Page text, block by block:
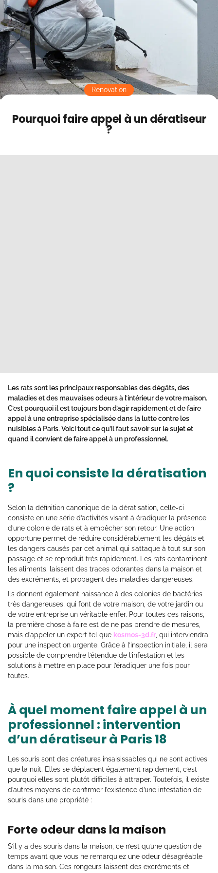
Contact
Mode sombre
Pourquoi faire appel à un dératiseur
?
Rénovation
Les rats sont les principaux responsables des dégâts, des
maladies et des mauvaises odeurs à l’intérieur de votre maison.
C’est pourquoi il est toujours bon d’agir rapidement et de faire
appel à une entreprise spécialisée dans la lutte contre les
nuisibles à Paris. Voici tout ce qu’il faut savoir sur le sujet et
quand il convient de faire appel à un professionnel.
En quoi consiste la dératisation
?
Selon la définition canonique de la dératisation, celle-ci
consiste en une série d’activités visant à éradiquer la présence
d’une colonie de rats et à empêcher son retour. Une action
opportune permet de réduire considérablement les dégâts et
les dangers causés par cet animal qui s’attaque à tout sur son
passage et se reproduit très rapidement. Les rats contaminent
les aliments, laissent des traces odorantes dans la maison et
des excréments, et propagent des maladies dangereuses.
Ils donnent également naissance à des colonies de bactéries
très dangereuses, qui font de votre maison, de votre jardin ou
de votre entreprise un véritable enfer. Pour toutes ces raisons,
la première chose à faire est de ne pas prendre de mesures,
mais d’appeler un expert tel que kosmos-3d.fr, qui interviendra
pour une inspection urgente. Grâce à l’inspection initiale, il sera
possible de comprendre l’étendue de l’infestation et les
solutions à mettre en place pour l’éradiquer une fois pour
toutes.
À quel moment faire appel à un
professionnel : intervention
d’un dératiseur à Paris 18
Les souris sont des créatures insaisissables qui ne sont actives
que la nuit. Elles se déplacent également rapidement, c’est
pourquoi elles sont plutôt difficiles à attraper. Toutefois, il existe
d’autres moyens de confirmer l’existence d’une infestation de
souris dans une propriété :
Forte odeur dans la maison
S’il y a des souris dans la maison, ce n’est qu’une question de
temps avant que vous ne remarquiez une odeur désagréable
dans la maison. Ces rongeurs laissent des excréments et